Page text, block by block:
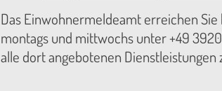
Das Einwohnermeldeamt erreichen
montags und mittwochs unter +49
alle dort angebotenen